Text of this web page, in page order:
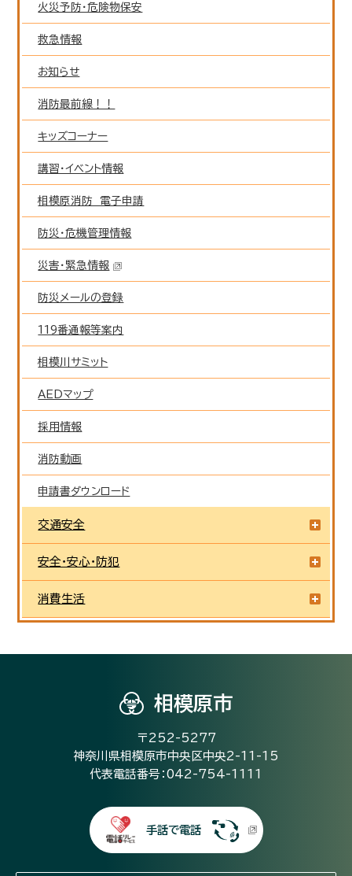
火災予防・危険物保安
救急情報
お知らせ
消防最前線！！
キッズコーナー
講習・イベント情報
相模原消防 電子申請
防災・危機管理情報
災害・緊急情報
防災メールの登録
119番通報等案内
相模川サミット
AEDマップ
採用情報
消防動画
申請書ダウンロード
交通安全
安全・安心・防犯
消費生活
相模原市
〒252-5277
神奈川県相模原市中央区中央2-11-15
代表電話番号：042-754-1111
手話で電話